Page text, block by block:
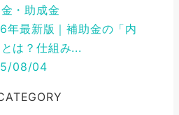
・助成金
年最新版｜補助金の「内
は？仕組み...
08/04